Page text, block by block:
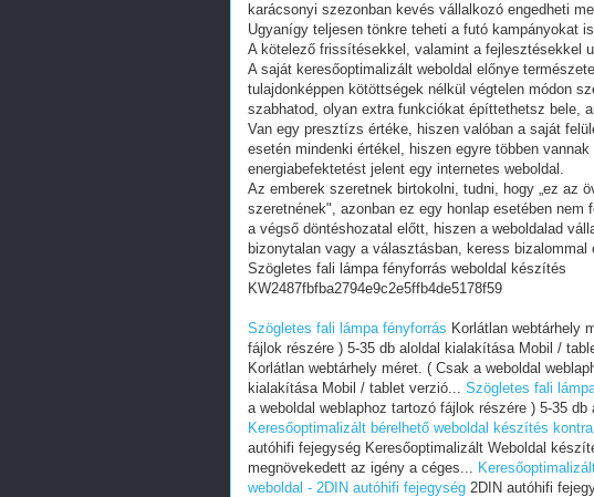
karácsonyi szezonban kevés vállalkozó engedheti
Ugyanígy teljesen tönkre teheti a futó kampányokat
A kötelező frissítésekkel, valamint a fejlesztésekkel
A saját keresőoptimalizált weboldal előnye
tulajdonképpen kötöttségek nélkül végtelen módon
szabhatod, olyan extra funkciókat építtethetsz bele,
Van egy presztízs értéke, hiszen valóban a saját
esetén mindenki értékel, hiszen egyre többen
energiabefektetést jelent egy internetes weboldal.
Az emberek szeretnek birtokolni, tudni, hogy „ez az
szeretnének", azonban ez egy honlap esetében
a végső döntéshozatal előtt, hiszen a weboldalad
bizonytalan vagy a választásban, keress
Szögletes fali lámpa fényforrás weboldal készítés
KW2487fbfba2794e9c2e5ffb4de5178f59
Szögletes fali lámpa fényforrás Korlátlan webtárhely
fájlok részére ) 5-35 db aloldal kialakítása Mobil /
Korlátlan webtárhely méret. ( Csak a weboldal
kialakítása Mobil / tablet verzió... Szögletes fali
a weboldal weblaphoz tartozó fájlok részére ) 5-35
Keresőoptimalizált bérelhető weboldal készítés
autóhifi fejegység Keresőoptimalizált Weboldal
megnövekedett az igény a céges...
weboldal - 2DIN autóhifi fejegység 2DIN autóhifi